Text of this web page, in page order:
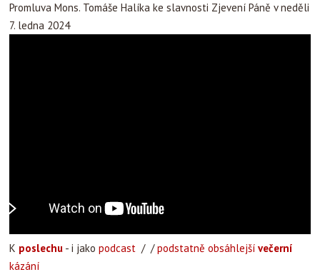
Promluva Mons. Tomáše Halíka ke slavnosti Zjevení Páně v neděli
7. ledna 2024
K poslechu - i jako podcast / /podstatně obsáhlejší večerní
kázání